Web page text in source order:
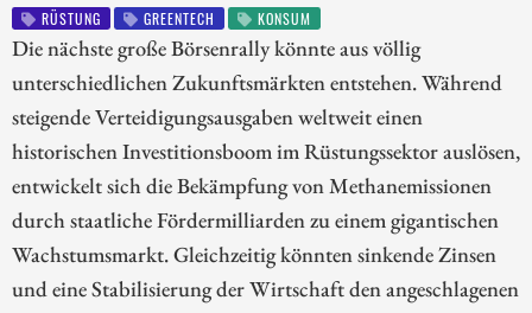
RÜSTUNG GREENTECH KONSUM
Die nächste große Börsenrally könnte aus völlig
unterschiedlichen Zukunftsmärkten entstehen. Während
steigende Verteidigungsausgaben weltweit einen
historischen Investitionsboom im Rüstungssektor auslösen,
entwickelt sich die Bekämpfung von Methanemissionen
durch staatliche Fördermilliarden zu einem gigantischen
Wachstumsmarkt. Gleichzeitig könnten sinkende Zinsen
und eine Stabilisierung der Wirtschaft den angeschlagenen